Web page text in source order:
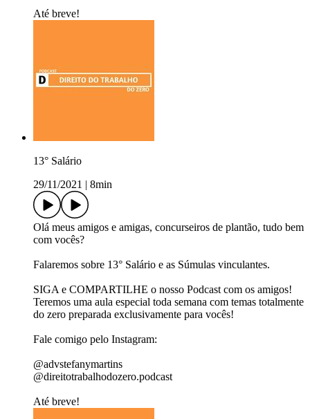
Até breve!
13° Salário
29/11/2021
8min
Olá meus amigos e amigas, concurseiros de plantão, tudo bem
com vocês?
Falaremos sobre 13° Salário e as Súmulas vinculantes.
SIGA e COMPARTILHE o nosso Podcast com os amigos!
Teremos uma aula especial toda semana com temas totalmente
do zero preparada exclusivamente para vocês!
Fale comigo pelo Instagram:
@advstefanymartins
@direitotrabalhodozero.podcast
Até breve!